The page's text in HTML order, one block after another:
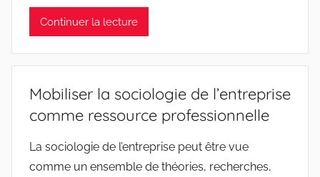
Continuer la lecture
Mobiliser la sociologie de l’entreprise
comme ressource professionnelle
La sociologie de l’entreprise peut être vue
comme un ensemble de théories, recherches,